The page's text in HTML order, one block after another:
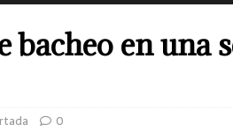
bacheo en una
0